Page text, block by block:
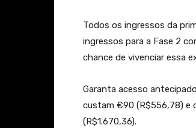
Todos os ingressos da
ingressos para a Fase 2
chance de vivenciar essa
Garanta acesso
custam €90 (R$556,78) e
(R$1.670,36).